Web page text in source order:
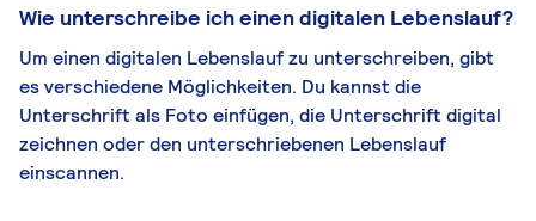
Wie unterschreibe ich einen digitalen Lebenslauf?
Um einen digitalen Lebenslauf zu unterschreiben, gibt
es verschiedene Möglichkeiten. Du kannst die
Unterschrift als Foto einfügen, die Unterschrift digital
zeichnen oder den unterschriebenen Lebenslauf
einscannen.